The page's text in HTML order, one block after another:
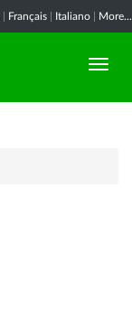
Français Italiano More...